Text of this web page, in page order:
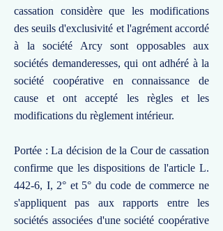
cassation considère que les modifications
des seuils d'exclusivité et l'agrément accordé
à la société Arcy sont opposables aux
sociétés demanderesses, qui ont adhéré à la
société coopérative en connaissance de
cause et ont accepté les règles et les
modifications du règlement intérieur.
Portée : La décision de la Cour de cassation
confirme que les dispositions de l'article L.
442-6, I, 2° et 5° du code de commerce ne
s'appliquent pas aux rapports entre les
sociétés associées d'une société coopérative